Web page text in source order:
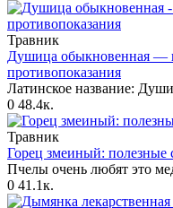
Травник
Душица обыкновенная —
противопоказания
Латинское название:
0 48.4к.
Травник
Горец змеиный: полезные
Пчелы очень любят это
0 41.1к.